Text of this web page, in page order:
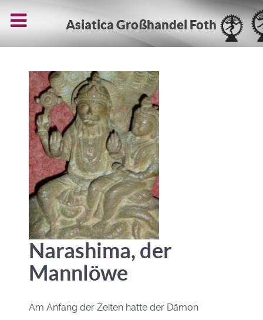
Asiatica Großhandel Foth
Narashima, der
Mannlöwe
Am Anfang der Zeiten hatte der Dämon